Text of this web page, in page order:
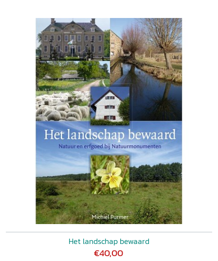
Het landschap bewaard
€40,00